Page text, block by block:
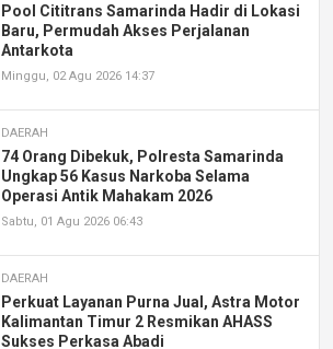
Pool Cititrans Samarinda Hadir di Lokasi
Baru, Permudah Akses Perjalanan
Antarkota
Minggu, 02 Agu 2026 14:37
DAERAH
74 Orang Dibekuk, Polresta Samarinda
Ungkap 56 Kasus Narkoba Selama
Operasi Antik Mahakam 2026
Sabtu, 01 Agu 2026 06:43
DAERAH
Perkuat Layanan Purna Jual, Astra Motor
Kalimantan Timur 2 Resmikan AHASS
Sukses Perkasa Abadi